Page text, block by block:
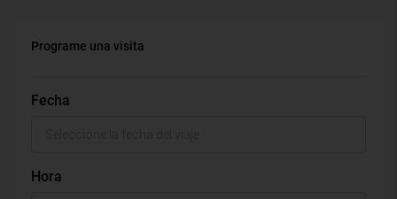
Programe una visita
Fecha
Hora